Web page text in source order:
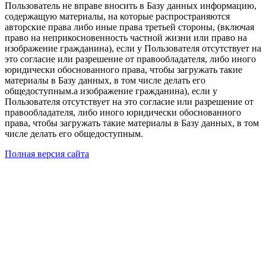
Пользователь не вправе вносить в Базу данных информацию,
содержащую материалы, на которые распространяются
авторские права либо иные права третьей стороны, (включая
право на неприкосновенность частной жизни или право на
изображение гражданина), если у Пользователя отсутствует на
это согласие или разрешение от правообладателя, либо иного
юридически обоснованного права, чтобы загружать такие
материалы в Базу данных, в том числе делать его
общедоступным.а изображение гражданина), если у
Пользователя отсутствует на это согласие или разрешение от
правообладателя, либо иного юридически обоснованного
права, чтобы загружать такие материалы в Базу данных, в том
числе делать его общедоступным.
Полная версия сайта